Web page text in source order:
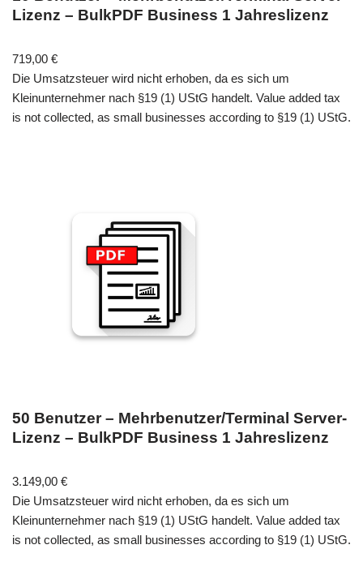
Lizenz – BulkPDF Business 1 Jahreslizenz
719,00 €
Die Umsatzsteuer wird nicht erhoben, da es sich um
Kleinunternehmer nach §19 (1) UStG handelt. Value added tax
is not collected, as small businesses according to §19 (1) UStG.
50 Benutzer – Mehrbenutzer/Terminal Server-
Lizenz – BulkPDF Business 1 Jahreslizenz
3.149,00 €
Die Umsatzsteuer wird nicht erhoben, da es sich um
Kleinunternehmer nach §19 (1) UStG handelt. Value added tax
is not collected, as small businesses according to §19 (1) UStG.